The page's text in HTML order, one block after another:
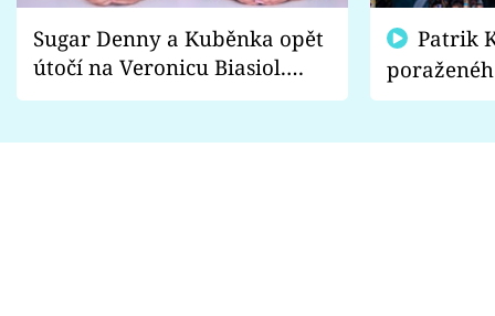
Sugar Denny a Kuběnka opět
útočí na Veronicu Biasiol.
Proč je podle nich falešná a
fanoušci